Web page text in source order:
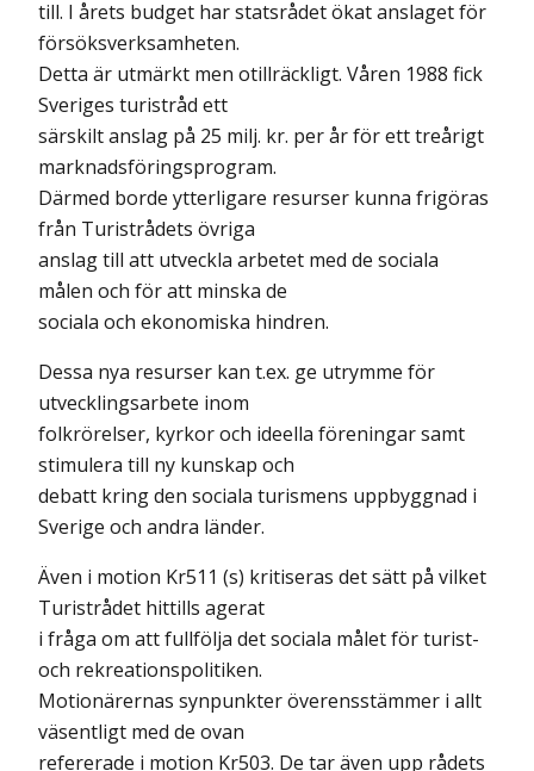
till. I årets budget har statsrådet ökat anslaget för
försöksverksamheten.
Detta är utmärkt men otillräckligt. Våren 1988 fick
Sveriges turistråd ett
särskilt anslag på 25 milj. kr. per år för ett treårigt
marknadsföringsprogram.
Därmed borde ytterligare resurser kunna frigöras
från Turistrådets övriga
anslag till att utveckla arbetet med de sociala
målen och för att minska de
sociala och ekonomiska hindren.
Dessa nya resurser kan t.ex. ge utrymme för
utvecklingsarbete inom
folkrörelser, kyrkor och ideella föreningar samt
stimulera till ny kunskap och
debatt kring den sociala turismens uppbyggnad i
Sverige och andra länder.
Även i motion Kr511 (s) kritiseras det sätt på vilket
Turistrådet hittills agerat
i fråga om att fullfölja det sociala målet för turist-
och rekreationspolitiken.
Motionärernas synpunkter överensstämmer i allt
väsentligt med de ovan
refererade i motion Kr503. De tar även upp rådets